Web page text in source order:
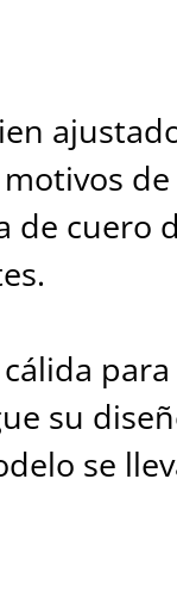
de cuero
su
se